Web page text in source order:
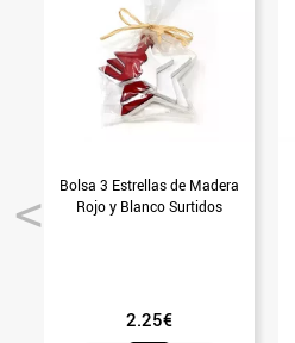
Bolsa 3 Estrellas de Madera
Rojo y Blanco Surtidos
2.25€